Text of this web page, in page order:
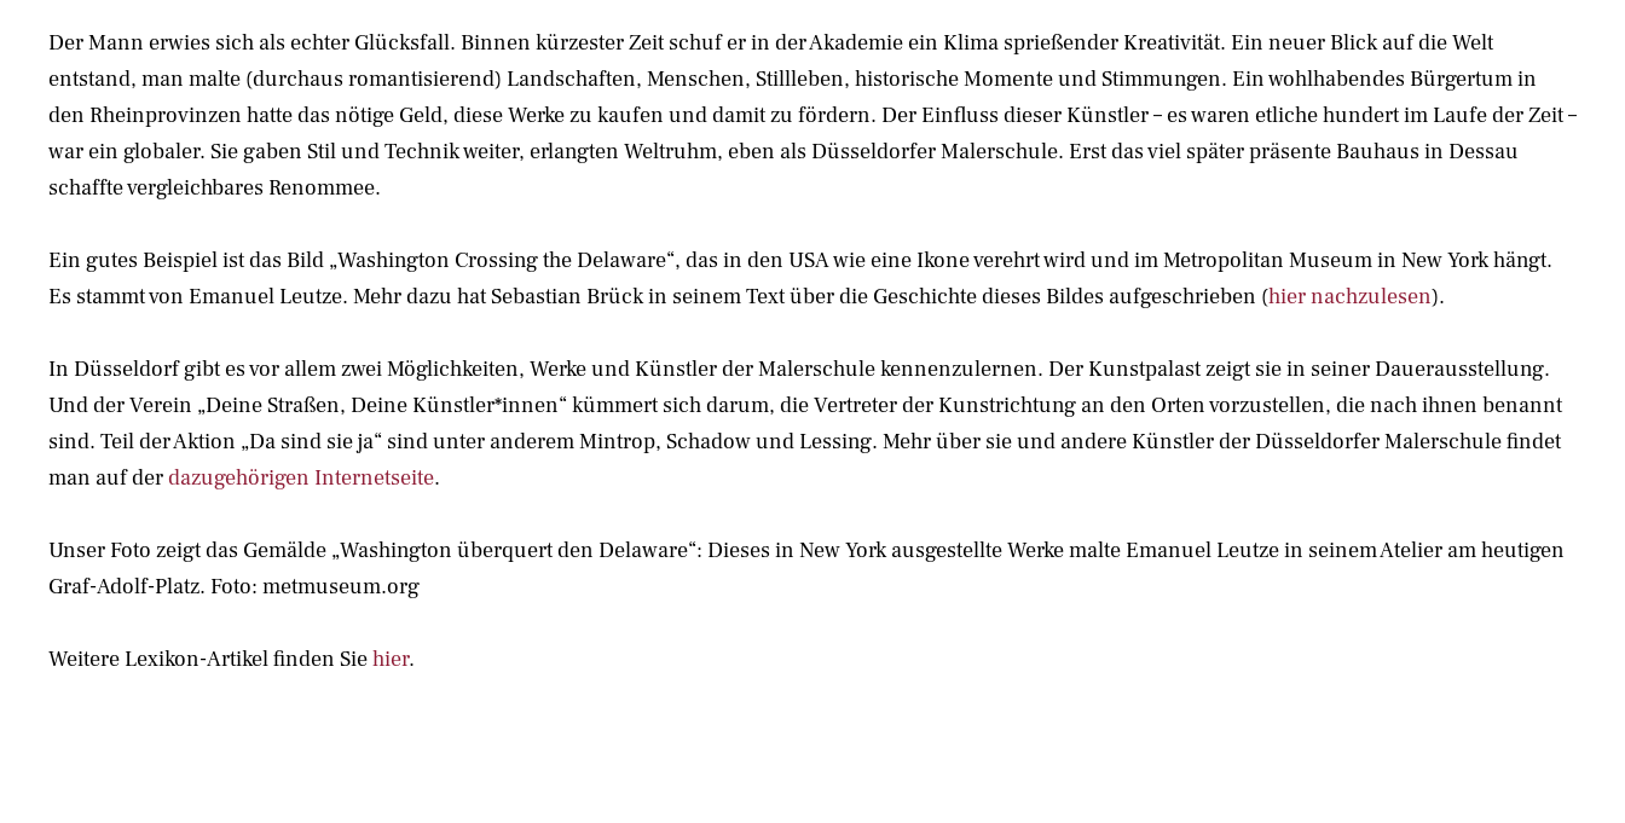
Der Mann erwies sich als echter Glücksfall. Binnen kürzester Zeit schuf er in der Akademie ein Klima sprießender Kreativität. Ein neuer Blick auf die Welt
entstand, man malte (durchaus romantisierend) Landschaften, Menschen, Stillleben, historische Momente und Stimmungen. Ein wohlhabendes Bürgertum in
den Rheinprovinzen hatte das nötige Geld, diese Werke zu kaufen und damit zu fördern. Der Einfluss dieser Künstler – es waren etliche hundert im Laufe der Zeit –
war ein globaler. Sie gaben Stil und Technik weiter, erlangten Weltruhm, eben als Düsseldorfer Malerschule. Erst das viel später präsente Bauhaus in Dessau
schaffte vergleichbares Renommee.
Ein gutes Beispiel ist das Bild „Washington Crossing the Delaware“, das in den USA wie eine Ikone verehrt wird und im Metropolitan Museum in New York hängt.
Es stammt von Emanuel Leutze. Mehr dazu hat Sebastian Brück in seinem Text über die Geschichte dieses Bildes aufgeschrieben (hier nachzulesen).
In Düsseldorf gibt es vor allem zwei Möglichkeiten, Werke und Künstler der Malerschule kennenzulernen. Der Kunstpalast zeigt sie in seiner Dauerausstellung.
Und der Verein „Deine Straßen, Deine Künstler*innen“ kümmert sich darum, die Vertreter der Kunstrichtung an den Orten vorzustellen, die nach ihnen benannt
sind. Teil der Aktion „Da sind sie ja“ sind unter anderem Mintrop, Schadow und Lessing. Mehr über sie und andere Künstler der Düsseldorfer Malerschule findet
man auf derdazugehörigen Internetseite.
Unser Foto zeigt das Gemälde „Washington überquert den Delaware“: Dieses in New York ausgestellte Werke malte Emanuel Leutze in seinem Atelier am heutigen
Graf-Adolf-Platz. Foto: metmuseum.org
Weitere Lexikon-Artikel finden Siehier.